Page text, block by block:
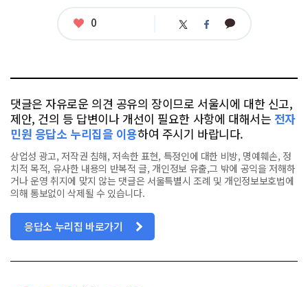
좋
0 트 페 카
댓글은 자유로운 의견 공유의 장이므로 서울시에 대한 신고,
제안, 건의 등 답변이나 개선이 필요한 사항에 대해서는 전자
민원 응답소 누리집을 이용하여 주시기 바랍니다.
상업성 광고, 저작권 침해, 저속한 표현, 특정인에 대한 비방, 명예훼손, 정
치적 목적, 유사한 내용의 반복적 글, 개인정보 유출,그 밖에 공익을 저해하
거나 운영 취지에 맞지 않는 댓글은 서울특별시 조례 및 개인정보보호법에
의해 통보없이 삭제될 수 있습니다.
응답소 누리집 바로가기